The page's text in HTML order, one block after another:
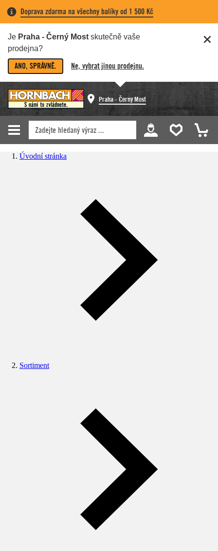
Doprava zdarma na všechny balíky od 1 500 Kč
Je Praha - Černý Most skutečně vaše
prodejna?
ANO, SPRÁVNĚ. Ne, vybrat jinou prodejnu.
Praha - Černý Most
Úvodní stránka
Sortiment